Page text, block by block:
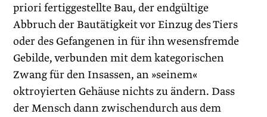
priori fertiggestellte Bau, der endgültige
Abbruch der Bautätigkeit vor Einzug des Tiers
oder des Gefangenen in für ihn wesensfremde
Gebilde, verbunden mit dem kategorischen
Zwang für den Insassen, an »seinem«
oktroyierten Gehäuse nichts zu ändern. Dass
der Mensch dann zwischendurch aus dem